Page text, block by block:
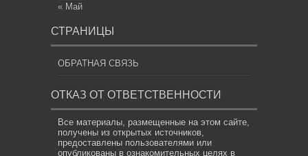
« Май
СТРАНИЦЫ
ОБРАТНАЯ СВЯЗЬ
ОТКАЗ ОТ ОТВЕТСТВЕННОСТИ
Все материалы, размещенные на этом сайте,
получены из открытых источников,
предоставлены пользователями или
опубликованы в ознакомительных целях в